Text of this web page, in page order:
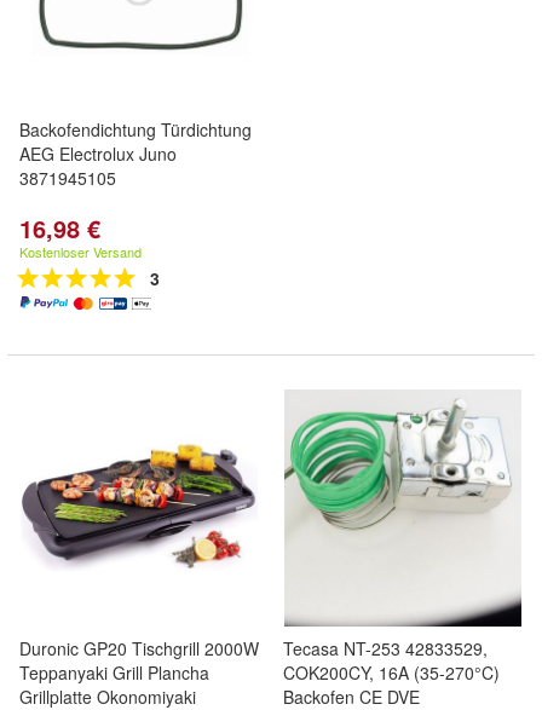
Backofendichtung Türdichtung
AEG Electrolux Juno
3871945105
16,98 €
Kostenloser Versand
3
Duronic GP20 Tischgrill 2000W
Teppanyaki Grill Plancha
Grillplatte Okonomiyaki
Tecasa NT-253 42833529,
COK200CY, 16A (35-270°C)
Backofen CE DVE